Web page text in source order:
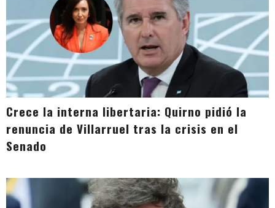
Crece la interna libertaria: Quirno pidió la
renuncia de Villarruel tras la crisis en el
Senado